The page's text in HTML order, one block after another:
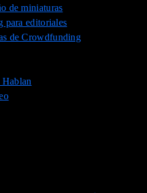
de miniaturas
para editoriales
de Crowdfunding